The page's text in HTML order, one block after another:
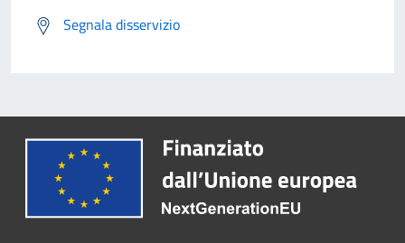
Segnala disservizio